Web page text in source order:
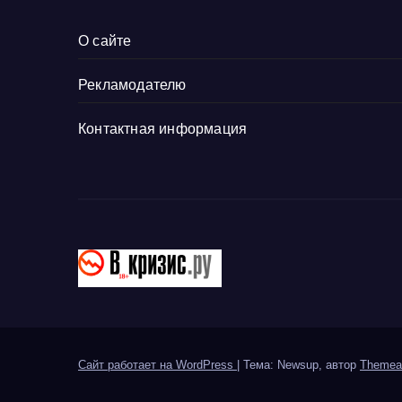
О сайте
Рекламодателю
Контактная информация
Сайт работает на WordPress | Тема: Newsup, автор